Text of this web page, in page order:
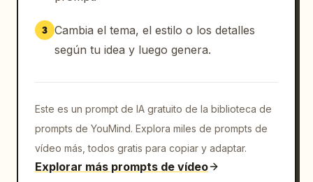
acercan al micrófono, cantando la última
línea con una voz baja y magnética: [Letras
de Realidad] "El tiempo nunca derrota a una
emoción profunda, final persistente) La
cámara se acerca lentamente para un primer
plano de los ojos de la anciana, las arrugas
historias, su mirada sigue siendo aguda pero
3 Cambia el tema, el estilo o los detalles
según tu idea y luego genera.
Este es un prompt de IA gratuito de la biblioteca de
prompts de YouMind. Explora miles de prompts de
vídeo más, todos gratis para copiar y adaptar.
Explorar más prompts de vídeo